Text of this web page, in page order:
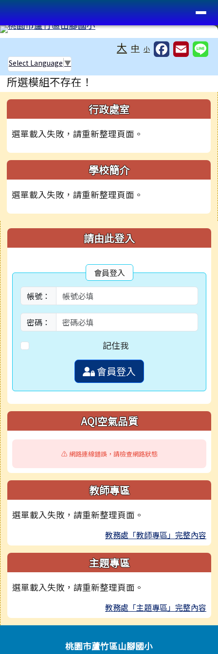
跳至主內容區
桃園市蘆竹區山腳國小
導覽列
大 中 小
Select Language ▼
主內容區域
所選模組不存在！
左邊區域內容 行政處室
選單載入失敗，請重新整理頁面。
學校簡介
選單載入失敗，請重新整理頁面。
右邊區域內容 請由此登入
會員登入
帳號：
密碼：
記住我
會員登入
AQI空氣品質
⚠️ 網路連線錯誤，請檢查網路狀態
教師專區
選單載入失敗，請重新整理頁面。
教務處「教師專區」完整內容
主題專區
選單載入失敗，請重新整理頁面。
教務處「主題專區」完整內容
頁尾區域
頁尾區域內容桃園市蘆竹區山腳國小